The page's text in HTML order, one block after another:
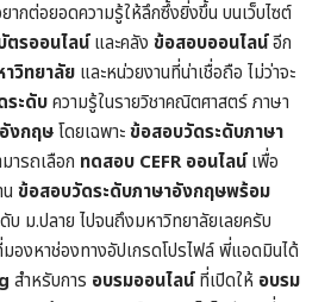
ากต่อยอดความรู้ให้ลึกซึ้งยิ่งขึ้น บนเว็บไซต์
ตรออนไลน์และคลัง ข้อสอบออนไลน์อีก
าวิทยาลัย และหน่วยงานที่น่าเชื่อถือ ไม่ว่าจะ
ระดับความรู้ในรายวิชาคณิตศาสตร์ภาษา
งกฤษโดยเฉพาะข้อสอบวัดระดับภาษา
ารถเลือก ทดสอบ CEFR ออนไลน์เพื่อ
ข้อสอบวัดระดับภาษาอังกฤษพร้อม
ม.ปลาย ไปจนถึงมหาวิทยาลัยเลยครับ
องหาช่องทางอัปเกรดโปรไฟล์ พี่แอดมินได้
สำหรับการ อบรมออนไลน์ที่เปิดให้ อบรม